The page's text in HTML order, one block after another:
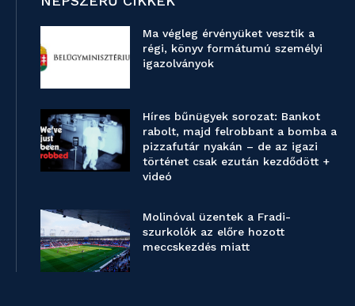
Ma végleg érvényüket vesztik a
régi, könyv formátumú személyi
igazolványok
Híres bűnügyek sorozat: Bankot
rabolt, majd felrobbant a bomba a
pizzafutár nyakán – de az igazi
történet csak ezután kezdődött +
videó
Molinóval üzentek a Fradi-
szurkolók az előre hozott
meccskezdés miatt